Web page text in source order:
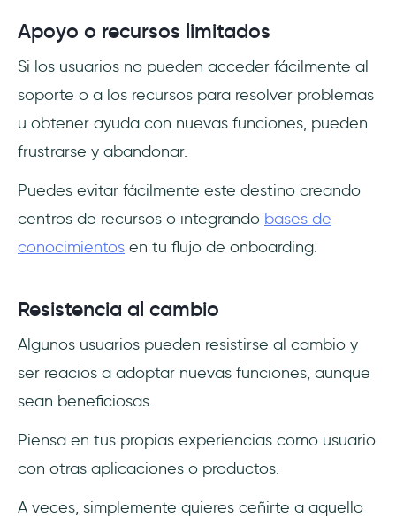
Apoyo o recursos limitados
Si los usuarios no pueden acceder fácilmente al
soporte o a los recursos para resolver problemas
u obtener ayuda con nuevas funciones, pueden
frustrarse y abandonar.
Puedes evitar fácilmente este destino creando
centros de recursos o integrando bases de
conocimientos en tu flujo de onboarding.
Resistencia al cambio
Algunos usuarios pueden resistirse al cambio y
ser reacios a adoptar nuevas funciones, aunque
sean beneficiosas.
Piensa en tus propias experiencias como usuario
con otras aplicaciones o productos.
A veces, simplemente quieres ceñirte a aquello